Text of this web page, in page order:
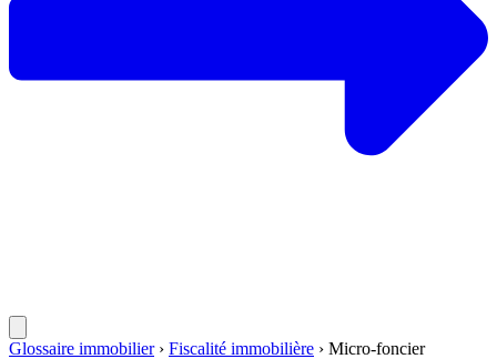
Glossaire immobilier› Fiscalité immobilière › Micro-foncier